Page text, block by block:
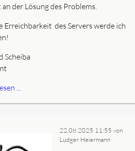
der Lösung des Problems.
Erreichbarkeit des Servers werde ich
Scheiba
...
22.08.2025 11:55 von
Ludger Heiermann